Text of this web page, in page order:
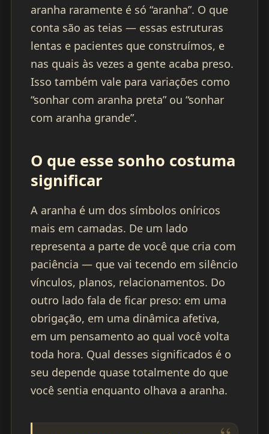
aranha raramente é só “aranha”. O que
conta são as teias — essas estruturas
lentas e pacientes que construímos, e
nas quais às vezes a gente acaba preso.
Isso também vale para variações como
“sonhar com aranha preta” ou “sonhar
com aranha grande”.
O que esse sonho costuma
significar
A aranha é um dos símbolos oníricos
mais em camadas. De um lado
representa a parte de você que cria com
paciência — que vai tecendo em silêncio
vínculos, planos, relacionamentos. Do
outro lado fala de ficar preso: em uma
obrigação, em uma dinâmica afetiva,
em um pensamento ao qual você volta
toda hora. Qual desses significados é o
seu depende quase totalmente do que
você sentia enquanto olhava a aranha.